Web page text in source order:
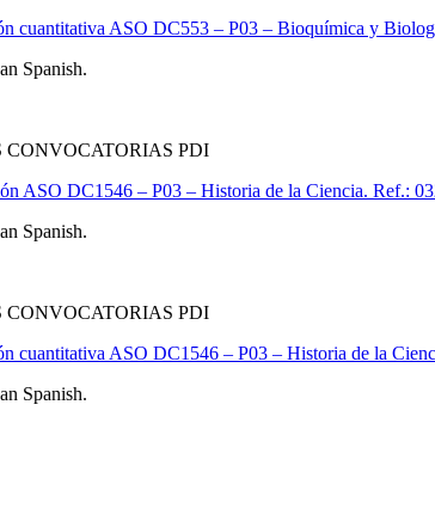
cuantitativa ASO DC553 – P03 – Bioquímica y
Spanish.
CONVOCATORIAS PDI
ASO DC1546 – P03 – Historia de la Ciencia. Ref.:
Spanish.
CONVOCATORIAS PDI
cuantitativa ASO DC1546 – P03 – Historia de la
Spanish.